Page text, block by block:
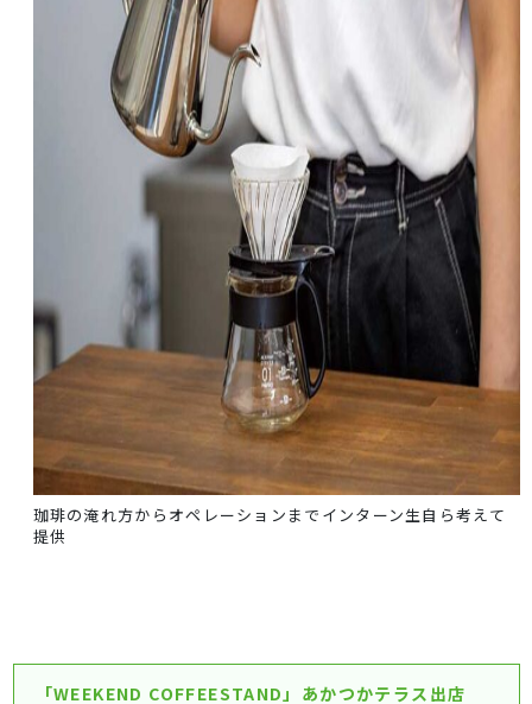
珈琲の淹れ方からオペレーションまでインターン生自ら考えて
提供
「WEEKEND COFFEESTAND」あかつかテラス出店